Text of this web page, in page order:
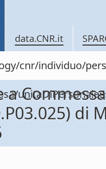
data.CNR.it
cnr/individuo/
di